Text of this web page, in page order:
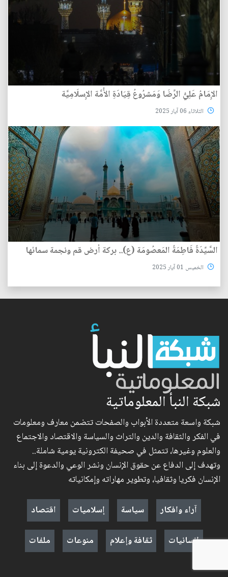
الإِمَامُ عَلِيُّ الرِّضَا وَمَشرُوعُ قِيَادَةِ الأُمَّة الإِسلَامِيَّة
الثلاثاء 06 آيار 2025
السَّيِّدَةُ فَاطِمَةُ المَعصُومَة (ع).. بركة أرض قم ونجمة سمائها
الخميس 01 آيار 2025
شبكة النبأ المعلوماتية
شبكة واسعة متعددة الأبواب والصفحات تتضمن معارف ومعلومات
في الفكر والثقافة والدين والتراث والسياسة والاقتصاد والاجتماع
والعلوم وغيرها، تتمثل في صحيفة الكترونية يومية شاملة..
وتهدف إلى الدفاع عن حقوق الإنسان ونشر الوعي والدعوة إلى بناء
الإنسان فكريا وثقافيا، وتطوير مهاراته وإمكانياته
آراء وافكار
سياسة إسلاميات
اقتصاد
إنسانيات
ثقافة وإعلام منوعات ملفات